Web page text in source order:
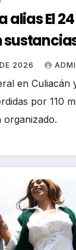
alias El
2026
en Culiacán
por 110
organizado.